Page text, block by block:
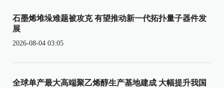
石墨烯堆垛难题被攻克 有望推动新一代拓扑量子器件发
展
2026-08-04 03:05
全球单产最大高端聚乙烯醇生产基地建成 大幅提升我国